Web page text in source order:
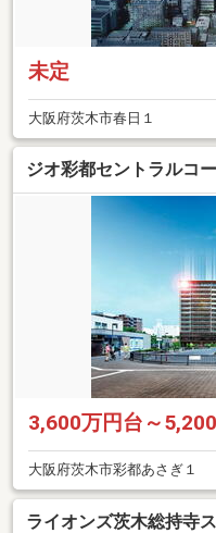
未定
大阪府茨木市春日１
ジオ彩都セントラルコ
3,600万円台～
大阪府茨木市彩都あさぎ１
ライオンズ茨木総持寺